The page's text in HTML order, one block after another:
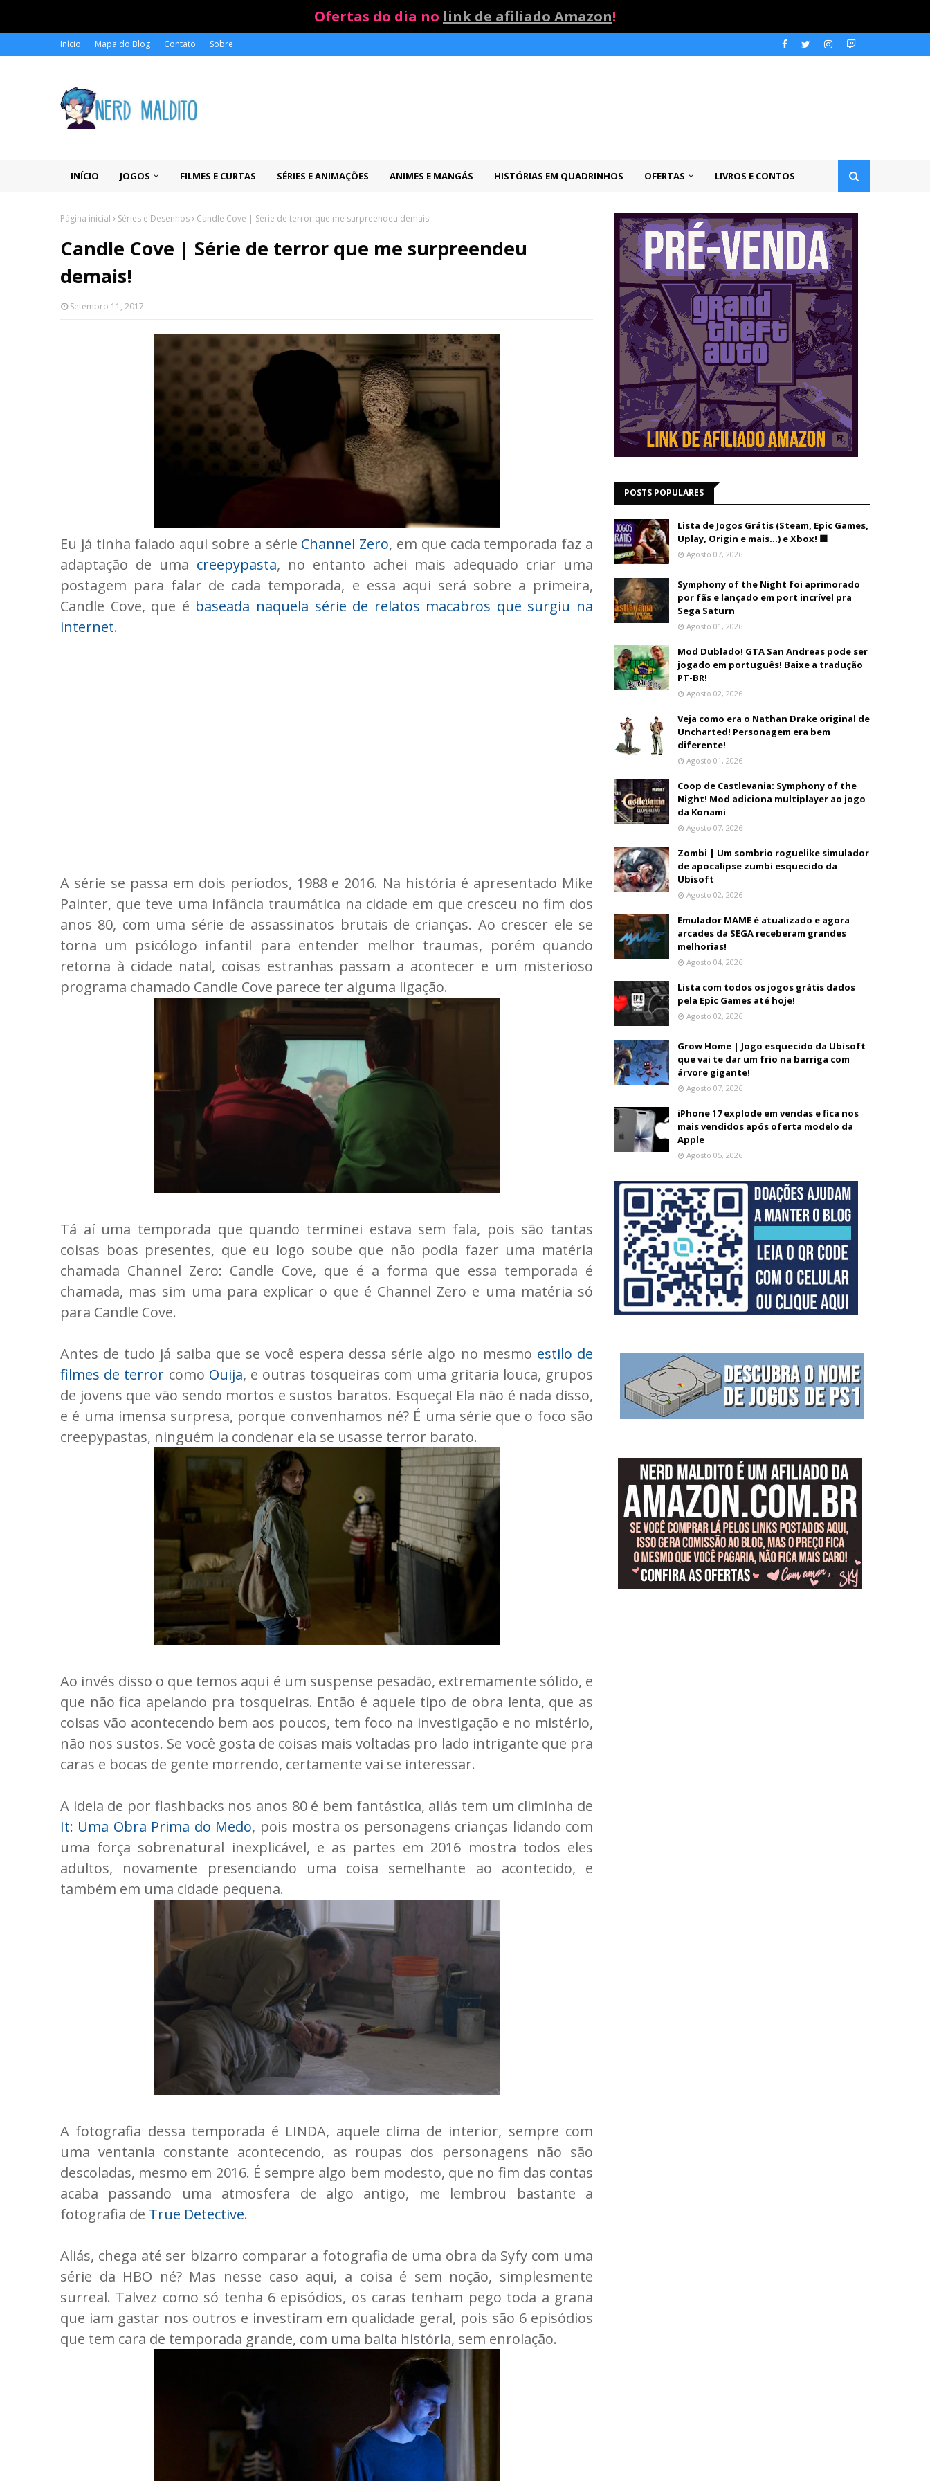
Ofertas do dia no link de afiliado Amazon!
Início Mapa do Blog Contato Sobre
INÍCIO JOGOS FILMES E CURTAS SÉRIES E ANIMAÇÕES ANIMES E MANGÁS HISTÓRIAS EM QUADRINHOS OFERTAS LIVROS E CONTOS
Página inicial Séries e Desenhos Candle Cove | Série de terror que me surpreendeu demais!
Candle Cove | Série de terror que me surpreendeu
demais!
Setembro 11, 2017
Eu já tinha falado aqui sobre a série Channel Zero, em que cada temporada faz a
adaptação de uma creepypasta, no entanto achei mais adequado criar uma
postagem para falar de cada temporada, e essa aqui será sobre a primeira,
Candle Cove, que é baseada naquela série de relatos macabros que surgiu na
internet.
A série se passa em dois períodos, 1988 e 2016. Na história é apresentado Mike
Painter, que teve uma infância traumática na cidade em que cresceu no fim dos
anos 80, com uma série de assassinatos brutais de crianças. Ao crescer ele se
torna um psicólogo infantil para entender melhor traumas, porém quando
retorna à cidade natal, coisas estranhas passam a acontecer e um misterioso
programa chamado Candle Cove parece ter alguma ligação.
Tá aí uma temporada que quando terminei estava sem fala, pois são tantas
coisas boas presentes, que eu logo soube que não podia fazer uma matéria
chamada Channel Zero: Candle Cove, que é a forma que essa temporada é
chamada, mas sim uma para explicar o que é Channel Zero e uma matéria só
para Candle Cove.
Antes de tudo já saiba que se você espera dessa série algo no mesmo estilo de
filmes de terror como Ouija, e outras tosqueiras com uma gritaria louca, grupos
de jovens que vão sendo mortos e sustos baratos. Esqueça! Ela não é nada disso,
e é uma imensa surpresa, porque convenhamos né? É uma série que o foco são
creepypastas, ninguém ia condenar ela se usasse terror barato.
Ao invés disso o que temos aqui é um suspense pesadão, extremamente sólido, e
que não fica apelando pra tosqueiras. Então é aquele tipo de obra lenta, que as
coisas vão acontecendo bem aos poucos, tem foco na investigação e no mistério,
não nos sustos. Se você gosta de coisas mais voltadas pro lado intrigante que pra
caras e bocas de gente morrendo, certamente vai se interessar.
A ideia de por flashbacks nos anos 80 é bem fantástica, aliás tem um climinha de
It: Uma Obra Prima do Medo, pois mostra os personagens crianças lidando com
uma força sobrenatural inexplicável, e as partes em 2016 mostra todos eles
adultos, novamente presenciando uma coisa semelhante ao acontecido, e
também em uma cidade pequena.
A fotografia dessa temporada é LINDA, aquele clima de interior, sempre com
uma ventania constante acontecendo, as roupas dos personagens não são
descoladas, mesmo em 2016. É sempre algo bem modesto, que no fim das contas
acaba passando uma atmosfera de algo antigo, me lembrou bastante a
fotografia de True Detective.
Aliás, chega até ser bizarro comparar a fotografia de uma obra da Syfy com uma
série da HBO né? Mas nesse caso aqui, a coisa é sem noção, simplesmente
surreal. Talvez como só tenha 6 episódios, os caras tenham pego toda a grana
que iam gastar nos outros e investiram em qualidade geral, pois são 6 episódios
que tem cara de temporada grande, com uma baita história, sem enrolação.
POSTS POPULARES
Lista de Jogos Grátis (Steam, Epic Games,
Uplay, Origin e mais...) e Xbox! 🟩
Agosto 07, 2026
Symphony of the Night foi aprimorado
por fãs e lançado em port incrível pra
Sega Saturn
Agosto 01, 2026
Mod Dublado! GTA San Andreas pode ser
jogado em português! Baixe a tradução
PT-BR!
Agosto 02, 2026
Veja como era o Nathan Drake original de
Uncharted! Personagem era bem
diferente!
Agosto 01, 2026
Coop de Castlevania: Symphony of the
Night! Mod adiciona multiplayer ao jogo
da Konami
Agosto 07, 2026
Zombi | Um sombrio roguelike simulador
de apocalipse zumbi esquecido da
Ubisoft
Agosto 02, 2026
Emulador MAME é atualizado e agora
arcades da SEGA receberam grandes
melhorias!
Agosto 04, 2026
Lista com todos os jogos grátis dados
pela Epic Games até hoje!
Agosto 02, 2026
Grow Home | Jogo esquecido da Ubisoft
que vai te dar um frio na barriga com
árvore gigante!
Agosto 07, 2026
iPhone 17 explode em vendas e fica nos
mais vendidos após oferta modelo da
Apple
Agosto 05, 2026